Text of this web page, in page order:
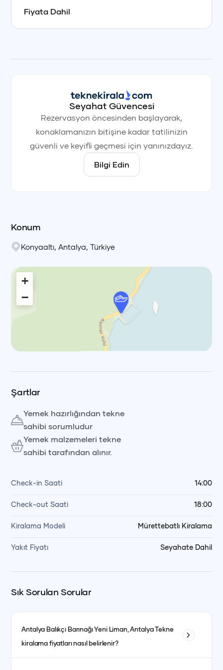
+90 (850) 242 50 50
+90 (850) 242 50 50
Fiyata Dahil
Seyahat Güvencesi
Rezervasyon öncesinden başlayarak,
konaklamanızın bitişine kadar tatilinizin
güvenli ve keyifli geçmesi için yanınızdayız.
Bilgi Edin
Konum
Konyaaltı Antalya Türkiye
+
−
Şartlar
Yemek hazırlığından tekne
sahibi sorumludur
Yemek malzemeleri tekne
sahibi tarafından alınır.
Check-in Saati 14:00
Check-out Saati 18:00
Kiralama Modeli Mürettebatlı Kiralama
Yakıt Fiyatı Seyahate Dahil
Sık Sorulan Sorular
Antalya Balıkçı Barınağı Yeni Liman, AntalyaTekne
kiralama fiyatları nasıl belirlenir?
+90 (850) 242 50 50